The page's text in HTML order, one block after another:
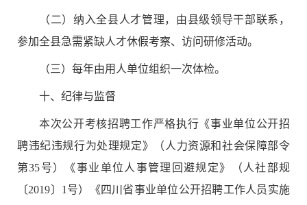
（二）纳入全县人才管理，由县级领导干部联系，
参加全县急需紧缺人才休假考察、访问研修活动。
（三）每年由用人单位组织一次体检。
十、纪律与监督
本次公开考核招聘工作严格执行《事业单位公开招
聘违纪违规行为处理规定》（人力资源和社会保障部令
第35号）《事业单位人事管理回避规定》（人社部规
〔2019〕 1 号）《四川省事业单位公开招聘工作人员实施